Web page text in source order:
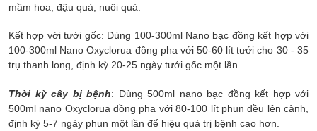
mầm hoa, đậu quả, nuôi quả.
Kết hợp với tưới gốc: Dùng 100-300ml Nano bạc đồng kết hợp với
100-300ml Nano Oxyclorua đồng pha với 50-60 lít tưới cho 30 - 35
trụ thanh long, định kỳ 20-25 ngày tưới gốc một lần.
Thời kỳ cây bị bệnh: Dùng 500ml nano bạc đồng kết hợp với
500ml nano Oxyclorua đồng pha với 80-100 lít phun đều lên cành,
định kỳ 5-7 ngày phun một lần để hiệu quả trị bệnh cao hơn.